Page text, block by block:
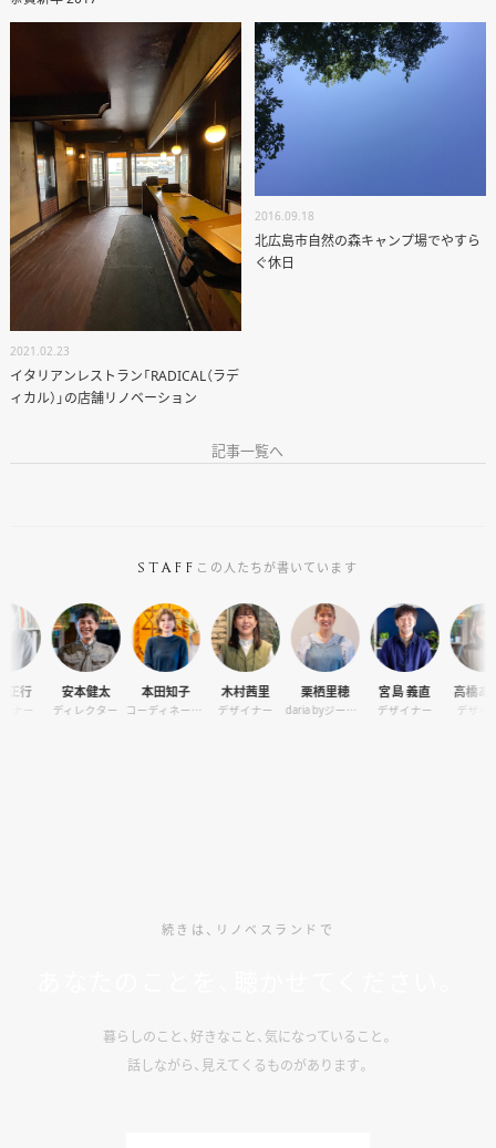
ANATA.
EVENT
WORKS
ABOUT US
STAFF BLOG
オーナー様専用サイト CLUB RENOVES
2021.02.23
イタリアンレストラン「RADICAL（ラデ
ィカル）」の店舗リノベーション
2016.09.18
北広島市自然の森キャンプ場でやすら
ぐ休日
記事一覧へ
STAFF この人たちが書いています
安本健太
ディレクター
本田知子
コーディネーター
木村茜里
デザイナー
栗栖里穂
daria byジーバーFOOD マネージャー
宮島 義直
デザイナー
高橋あや子
デザイナー
続きは、リノベスランドで
暮らしのこと、好きなこと、気になっていること。
話しながら、見えてくるものがあります。